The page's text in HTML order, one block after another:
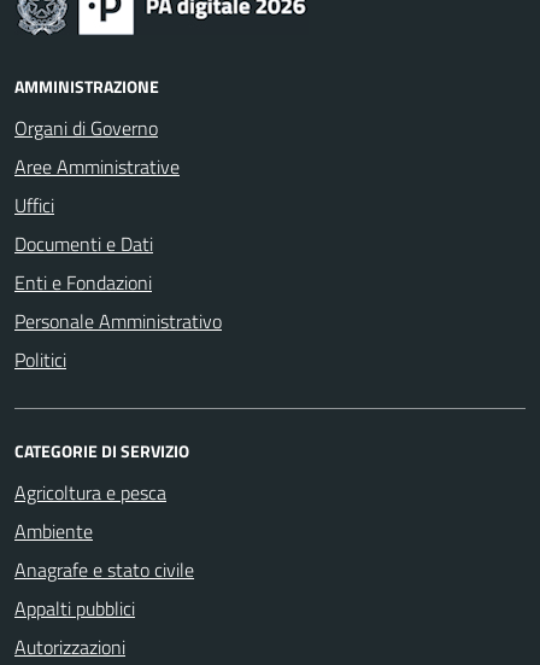
AMMINISTRAZIONE
Organi di Governo
Aree Amministrative
Uffici
Documenti e Dati
Enti e Fondazioni
Personale Amministrativo
Politici
CATEGORIE DI SERVIZIO
Agricoltura e pesca
Ambiente
Anagrafe e stato civile
Appalti pubblici
Autorizzazioni